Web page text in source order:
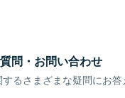
問・お問い合わせ
るさまざまな疑問にお答